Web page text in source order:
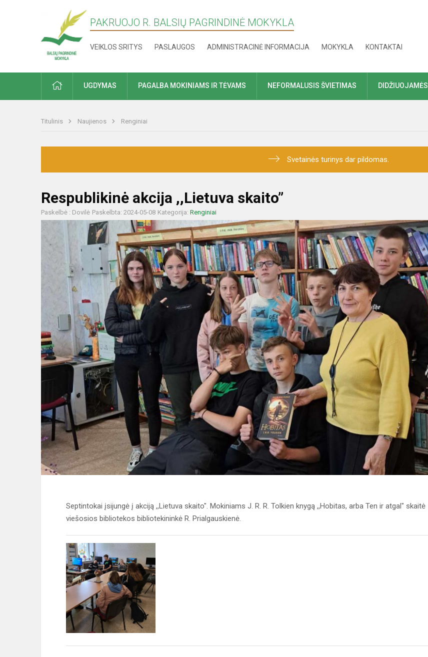
PAKRUOJO R. BALSIŲ PAGRINDINĖ MOKYKLA
VEIKLOS SRITYS PASLAUGOS ADMINISTRACINĖ INFORMACIJA MOKYKLA KONTAKTAI
PRADŽIAUGDYMAS PAGALBA MOKINIAMS IR TĖVAMS NEFORMALUSIS ŠVIETIMAS DIDŽIUOJAMĖS
Titulinis Naujienos Renginiai
Svetainės turinys dar pildomas.
Respublikinė akcija ,,Lietuva skaito”
Paskelbė : Dovilė Paskelbta: 2024-05-08 Kategorija: Renginiai
Septintokai įsijungė į akciją ,,Lietuva skaito". Mokiniams J. R. R. Tolkien knygą ,,Hobitas, arba Ten ir atgal" skaitė
viešosios bibliotekos bibliotekininkė R. Prialgauskienė.